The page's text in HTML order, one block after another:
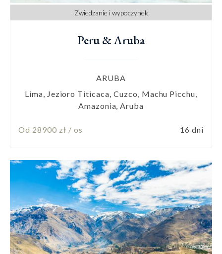
Zwiedzanie i wypoczynek
Peru & Aruba
ARUBA
Lima, Jezioro Titicaca, Cuzco, Machu Picchu,
Amazonia, Aruba
Od 28900 zł / os 16 dni